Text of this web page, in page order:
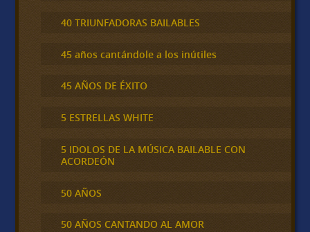
40 TRIUNFADORAS BAILABLES
45 años cantándole a los inútiles
45 AÑOS DE ÉXITO
5 ESTRELLAS WHITE
5 IDOLOS DE LA MÚSICA BAILABLE CON
ACORDEÓN
50 AÑOS
50 AÑOS CANTANDO AL AMOR